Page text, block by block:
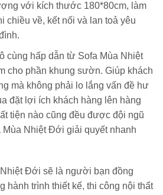
với kích thước 180*80cm, làm
chiều về, kết nối và lan toả yêu
cùng hấp dẫn từ Sofa Mùa Nhiệt
cho phần khung sườn. Giúp khách
mà không phải lo lắng vấn đề hư
đặt lợi ích khách hàng lên hàng
tiện nào cũng đều được đội ngũ
Mùa Nhiệt Đới giải quyết nhanh
Đới sẽ là người bạn đồng
hành trình thiết kế, thi công nội thất